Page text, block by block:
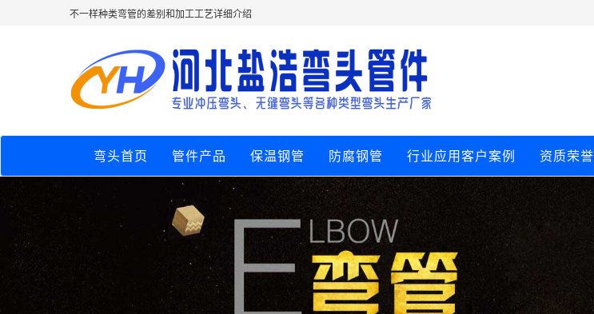
不一样种类弯管的差别和加工工艺详细介绍
弯头首页 管件产品 保温钢管 防腐钢管 行业应用客户案例 资质荣誉